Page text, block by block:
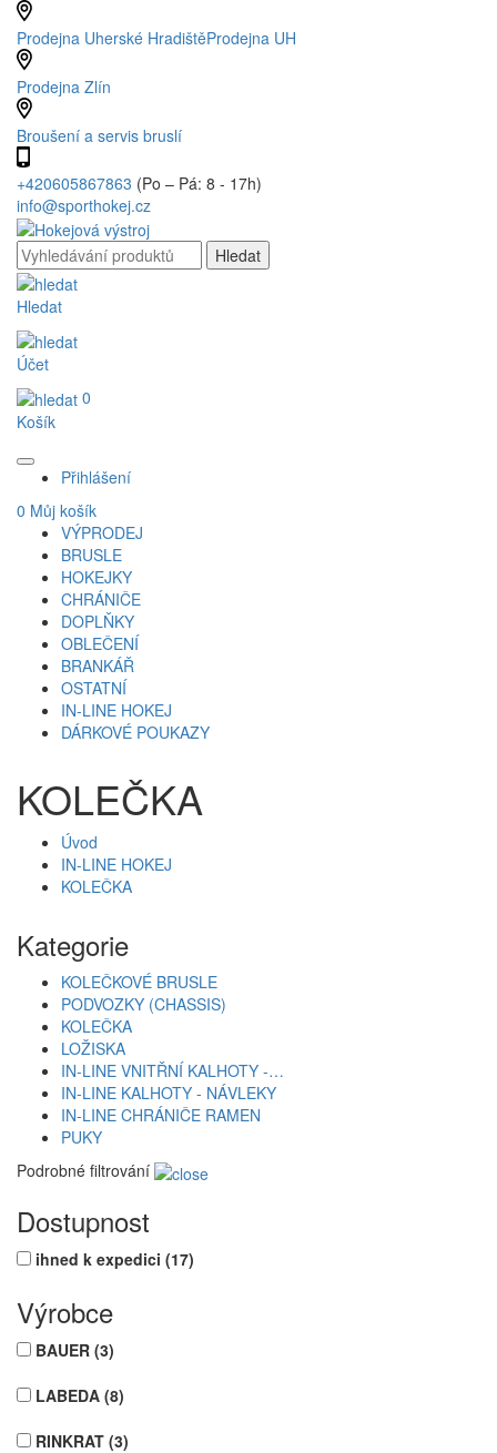
Prodejna Uherské HradištěProdejna UH
Prodejna Zlín
Broušení a servis bruslí
+420605867863 (Po – Pá: 8 - 17h)
info@sporthokej.cz
Hledat
Účet
0
Košík
Přihlášení
0 Můj košík
VÝPRODEJ
BRUSLE
HOKEJKY
CHRÁNIČE
DOPLŇKY
OBLEČENÍ
BRANKÁŘ
OSTATNÍ
IN-LINE HOKEJ
DÁRKOVÉ POUKAZY
KOLEČKA
Úvod
IN-LINE HOKEJ
KOLEČKA
Kategorie
KOLEČKOVÉ BRUSLE
PODVOZKY (CHASSIS)
KOLEČKA
LOŽISKA
IN-LINE VNITŘNÍ KALHOTY -…
IN-LINE KALHOTY - NÁVLEKY
IN-LINE CHRÁNIČE RAMEN
PUKY
Podrobné filtrování
Dostupnost
ihned k expedici (17)
Výrobce
BAUER (3)
LABEDA (8)
RINKRAT (3)